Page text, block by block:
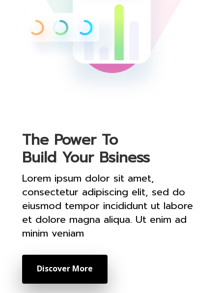
The Power To
Build Your Bsiness
Lorem ipsum dolor sit amet,
consectetur adipiscing elit, sed do
eiusmod tempor incididunt ut labore
et dolore magna aliqua. Ut enim ad
minim veniam
Discover More